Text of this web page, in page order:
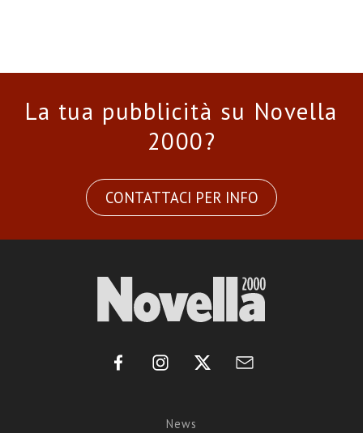
La tua pubblicità su Novella
2000?
CONTATTACI PER INFO
News